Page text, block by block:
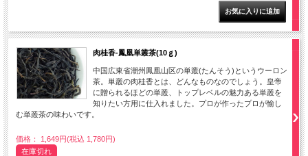
肉桂香-鳳凰単叢茶(10ｇ)
中国広東省潮州鳳凰山区の単叢(たんそう)というウーロン
茶。単叢の肉桂香とは、どんなものなのでしょう。皇帝
に贈られるほどの単叢、トップレベルの魅力ある単叢を
知りたい方用に仕入れました。プロが作ったプロが愉し
む単叢茶の味わいです。
価格： 1,649円(税込 1,780円)
在庫切れ